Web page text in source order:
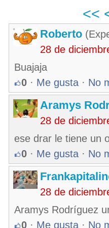
<<
Roberto
28 de
Buajaja
0 · Me gusta · No
Aramys
28 de
ese drar le tiene un
0 · Me gusta · No
28 de
Aramys Rodríguez
0 · Me gusta · No